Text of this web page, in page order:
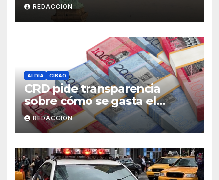
REDACCION
ALDÍA CIBAO
CRD pide transparencia
sobre cómo se gasta el
dinero del Seguro Familiar de
Salud
REDACCION